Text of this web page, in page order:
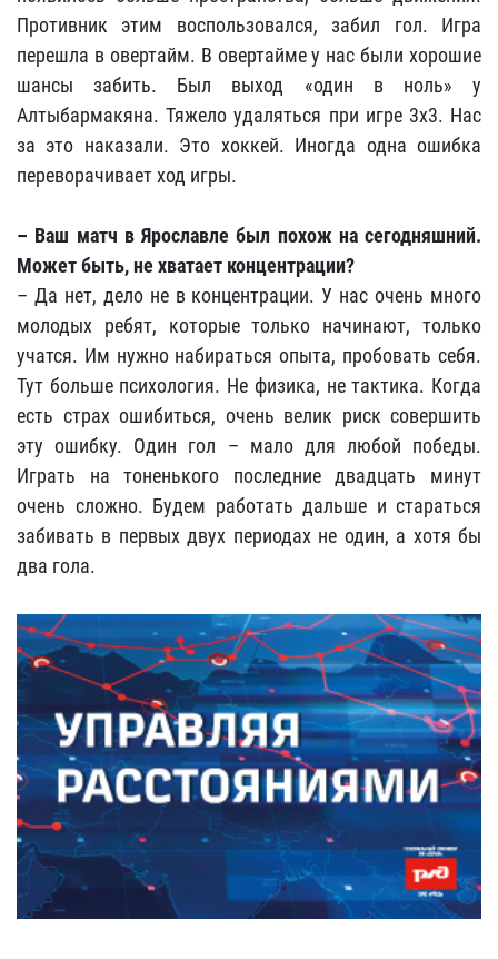
Противник этим воспользовался, забил гол. Игра
перешла в овертайм. В овертайме у нас были хорошие
шансы забить. Был выход «один в ноль» у
Алтыбармакяна. Тяжело удаляться при игре 3х3. Нас
за это наказали. Это хоккей. Иногда одна ошибка
переворачивает ход игры.
– Ваш матч в Ярославле был похож на сегодняшний.
Может быть, не хватает концентрации?
– Да нет, дело не в концентрации. У нас очень много
молодых ребят, которые только начинают, только
учатся. Им нужно набираться опыта, пробовать себя.
Тут больше психология. Не физика, не тактика. Когда
есть страх ошибиться, очень велик риск совершить
эту ошибку. Один гол – мало для любой победы.
Играть на тоненького последние двадцать минут
очень сложно. Будем работать дальше и стараться
забивать в первых двух периодах не один, а хотя бы
два гола.